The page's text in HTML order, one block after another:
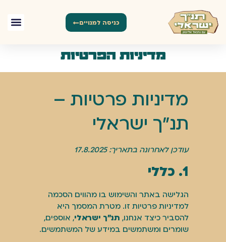
כניסה למנויים
מדיניות הפרטיות
מדיניות פרטיות –
תנ״ך ישראלי
עודכן לאחרונה בתאריך: 17.8.2025
1. כללי
הגלישה באתר והשימוש בו מהווים הסכמה
למדיניות פרטיות זו. מטרת המסמך היא
להסביר כיצד אנחנו, תנ״ך ישראלי, אוספים,
שומרים ומשתמשים במידע של המשתמשים.